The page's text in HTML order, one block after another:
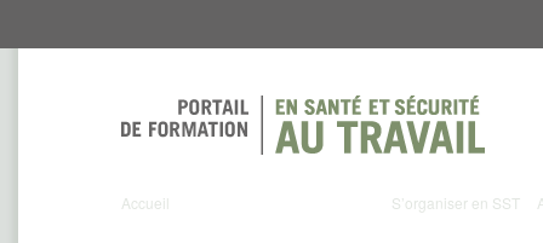
au
au
Accueil S’organiser en SST